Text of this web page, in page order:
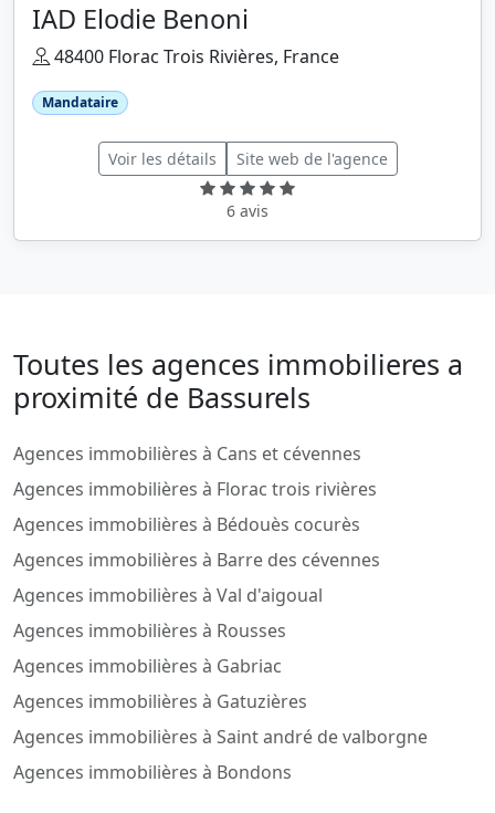
IAD Elodie Benoni
48400 Florac Trois Rivières, France
Mandataire
Voir les détails Site web de l'agence
6 avis
Toutes les agences immobilieres a
proximité de Bassurels
Agences immobilières à Cans et cévennes
Agences immobilières à Florac trois rivières
Agences immobilières à Bédouès cocurès
Agences immobilières à Barre des cévennes
Agences immobilières à Val d'aigoual
Agences immobilières à Rousses
Agences immobilières à Gabriac
Agences immobilières à Gatuzières
Agences immobilières à Saint andré de valborgne
Agences immobilières à Bondons